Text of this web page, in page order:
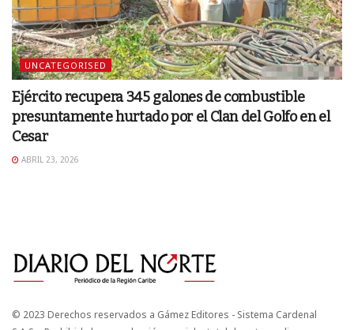
UNCATEGORISED
Ejército recupera 345 galones de combustible
presuntamente hurtado por el Clan del Golfo en el
Cesar
ABRIL 23, 2026
© 2023 Derechos reservados a Gámez Editores - Sistema Cardenal